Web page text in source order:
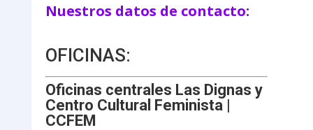
Nuestros datos de contacto:
OFICINAS:
Oficinas centrales Las Dignas y
Centro Cultural Feminista |
CCFEM